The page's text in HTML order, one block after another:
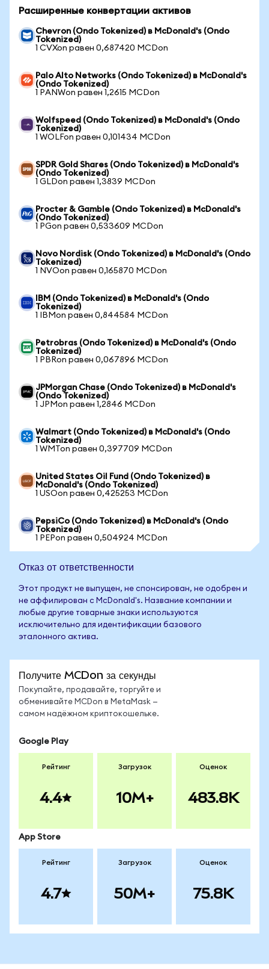
Расширенные конвертации активов
Chevron (Ondo Tokenized) в McDonald's (Ondo
Tokenized)
1 CVXon равен 0,687420 MCDon
Palo Alto Networks (Ondo Tokenized) в McDonald's
(Ondo Tokenized)
1 PANWon равен 1,2615 MCDon
Wolfspeed (Ondo Tokenized) в McDonald's (Ondo
Tokenized)
1 WOLFon равен 0,101434 MCDon
SPDR Gold Shares (Ondo Tokenized) в McDonald's
(Ondo Tokenized)
1 GLDon равен 1,3839 MCDon
Procter & Gamble (Ondo Tokenized) в McDonald's
(Ondo Tokenized)
1 PGon равен 0,533609 MCDon
Novo Nordisk (Ondo Tokenized) в McDonald's (Ondo
Tokenized)
1 NVOon равен 0,165870 MCDon
IBM (Ondo Tokenized) в McDonald's (Ondo
Tokenized)
1 IBMon равен 0,844584 MCDon
Petrobras (Ondo Tokenized) в McDonald's (Ondo
Tokenized)
1 PBRon равен 0,067896 MCDon
JPMorgan Chase (Ondo Tokenized) в McDonald's
(Ondo Tokenized)
1 JPMon равен 1,2846 MCDon
Walmart (Ondo Tokenized) в McDonald's (Ondo
Tokenized)
1 WMTon равен 0,397709 MCDon
United States Oil Fund (Ondo Tokenized) в
McDonald's (Ondo Tokenized)
1 USOon равен 0,425253 MCDon
PepsiCo (Ondo Tokenized) в McDonald's (Ondo
Tokenized)
1 PEPon равен 0,504924 MCDon
Отказ от ответственности
Этот продукт не выпущен, не спонсирован, не одобрен и
не аффилирован с McDonald's. Название компании и
любые другие товарные знаки используются
исключительно для идентификации базового
эталонного актива.
Получите MCDon за секунды
Покупайте, продавайте, торгуйте и
обменивайте MCDon в MetaMask —
самом надёжном криптокошельке.
Google Play
Рейтинг
4.4
Загрузок
10M+
Оценок
483.8K
App Store
Рейтинг
4.7
Загрузок
50M+
Оценок
75.8K